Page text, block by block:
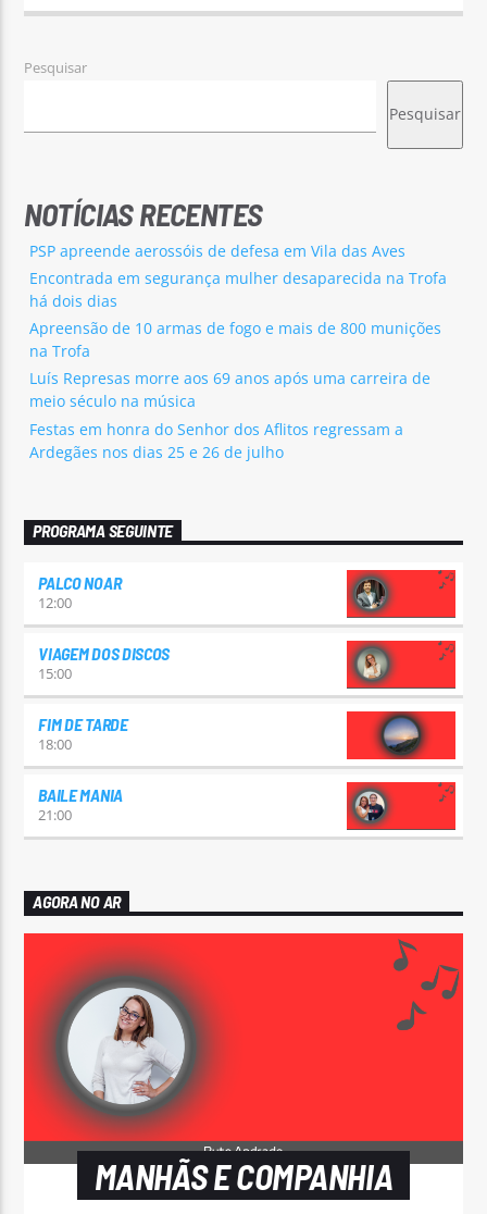
Pesquisar
Pesquisar
NOTÍCIAS RECENTES
PSP apreende aerossóis de defesa em Vila das Aves
Encontrada em segurança mulher desaparecida na Trofa
há dois dias
Apreensão de 10 armas de fogo e mais de 800 munições
na Trofa
Luís Represas morre aos 69 anos após uma carreira de
meio século na música
Festas em honra do Senhor dos Aflitos regressam a
Ardegães nos dias 25 e 26 de julho
PROGRAMA SEGUINTE
PALCO NOAR
12:00
VIAGEM DOS DISCOS
15:00
FIM DE TARDE
18:00
BAILE MANIA
21:00
AGORA NO AR
MANHÃS E COMPANHIA